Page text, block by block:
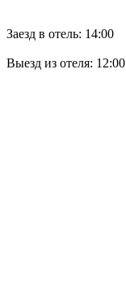
Заезд в отель: 14:00
Выезд из отеля: 12:00